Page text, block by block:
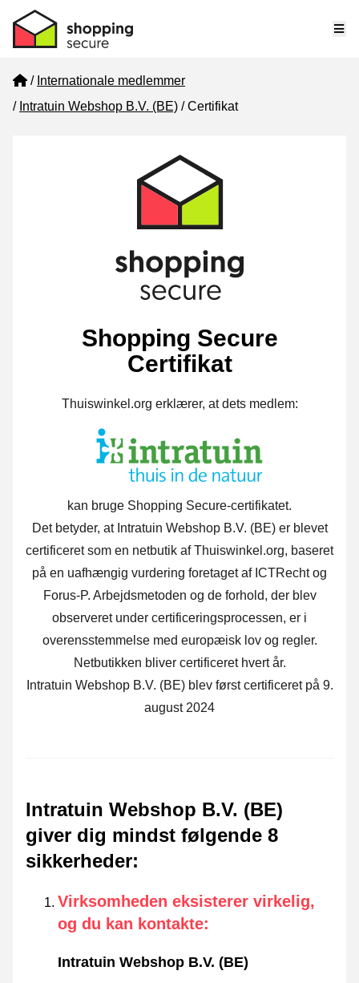
Home
Internationale medlemmer
Intratuin Webshop B.V. (BE)
Certifikat
Shopping Secure
Certifikat
Thuiswinkel.org erklærer, at dets medlem:
kan bruge Shopping Secure-certifikatet.
Det betyder, at Intratuin Webshop B.V. (BE) er blevet
certificeret som en netbutik af Thuiswinkel.org, baseret
på en uafhængig vurdering foretaget af ICTRecht og
Forus-P. Arbejdsmetoden og de forhold, der blev
observeret under certificeringsprocessen, er i
overensstemmelse med europæisk lov og regler.
Netbutikken bliver certificeret hvert år.
Intratuin Webshop B.V. (BE) blev først certificeret på 9.
august 2024
Intratuin Webshop B.V. (BE)
giver dig mindst følgende 8
sikkerheder:
Virksomheden eksisterer virkelig,
og du kan kontakte:
Intratuin Webshop B.V. (BE)